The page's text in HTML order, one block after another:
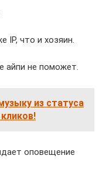
IP, что и хозяин.
айпи не поможет.
из статуса
оповещение